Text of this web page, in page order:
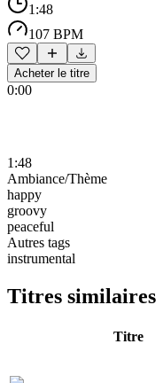
1:48
107 BPM
Acheter le titre
0:00
1:48
Ambiance/Thème
happy
groovy
peaceful
Autres tags
instrumental
Titres similaires
Titre